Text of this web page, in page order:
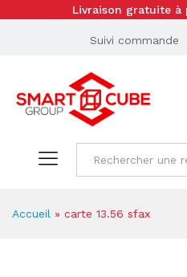
Livraison gratuite à
Suivi commande
Accueil » carte 13.56 sfax